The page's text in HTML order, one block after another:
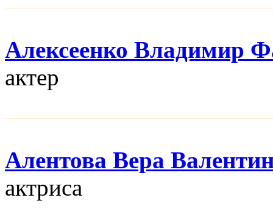
Алексеенко Владимир
актер
Алентова Вера
актриса